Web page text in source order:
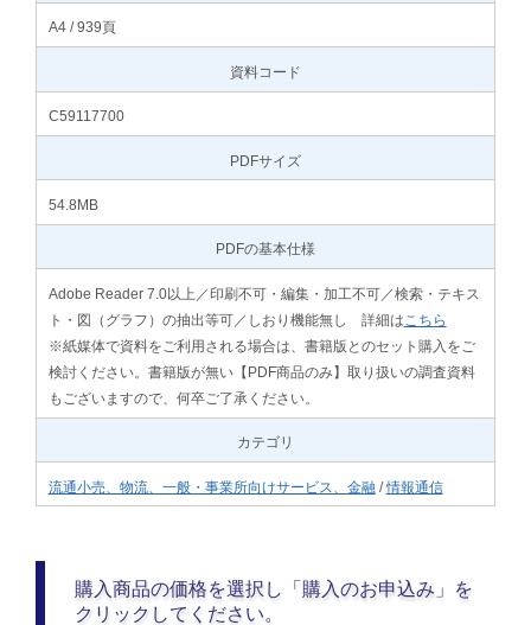
A4 / 939頁
資料コード
C59117700
PDFサイズ
54.8MB
PDFの基本仕様
Adobe Reader 7.0以上／印刷不可・編集・加工不可／検索・テキス
ト・図（グラフ）の抽出等可／しおり機能無し 詳細は こちら
※紙媒体で資料をご利用される場合は、書籍版とのセット購入をご
検討ください。書籍版が無い【PDF商品のみ】取り扱いの調査資料
もございますので、何卒ご了承ください。
カテゴリ
流通小売、物流、一般・事業所向けサービス、金融 /情報通信
購入商品の価格を選択し「購入のお申込み」を
クリックしてください。